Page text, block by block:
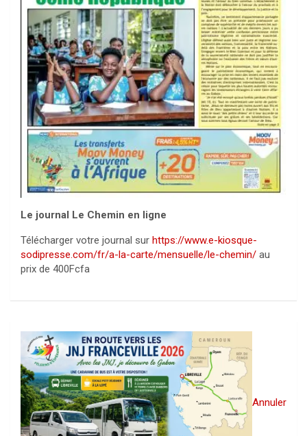
Le journal Le Chemin en ligne
Télécharger votre journal sur https://www.e-kiosque-
sodipresse.com/fr/a-la-carte/mensuelle/le-chemin/ au
prix de 400Fcfa
Annuler